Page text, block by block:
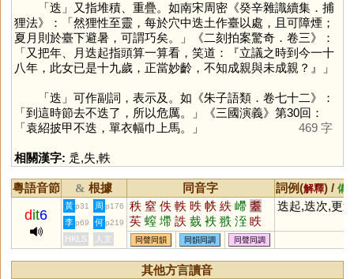
「迭 」又指堆積、重疊。如南宋周密《癸辛雜識續集．捕
狸法》：「然狸性至靈，每於穴中迭土作臺以處，且可障煙；
夏月則於臺下避暑，可謂巧矣。」《二刻拍案驚奇．卷三》：
「又把年、月迭起指頭算一算看，笑道：『立議之時到今一十
八年，此女已是十九歲，正當妙齡，不知成親與未成親？』」
「迭 」可作副詞，表示及。如《朱子語類．卷七十二》：
「到這時節去不迭了，所以危厲。」《三國演義》第30回：
「袁紹披甲不迭，單衣幅巾上馬。」
469 字
相關漢字: 辵,失,軼
粵語音節 & 根據 同音字 詞例(解釋) / 備
dit6
黃 p31 周 p176 秩 窒 佚 軼 昳 帙 紩 嵽 耋
苵 螲 墆 詄 臷 袟 翐 洷 眣
瓞 柣 峌 垤 咥 胅 絰 镻
迭起,迭次,更迭
李 p69 何 p219
HKLS 人文 同聲同韻 同韻同調 同聲同調
其他方言讀音